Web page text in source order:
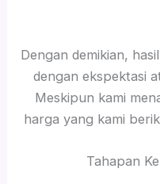
Dengan demikian,
dengan ekspektasi
Meskipun kami
harga yang kami
Tahapan